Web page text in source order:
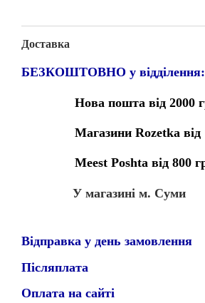
Доставка
БЕЗКОШТОВНО у відділення:
Нова пошта від 2000
Магазини Rozetka від
Meest Poshta від 800
У магазині м. Суми
Відправка у день замовлення
Післяплата
Оплата на сайті